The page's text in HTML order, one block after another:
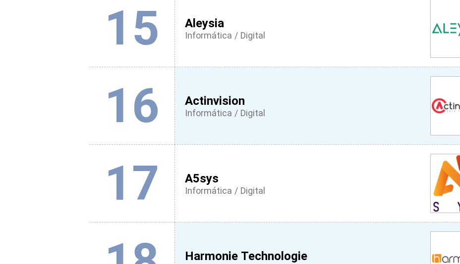
15 Aleysia
Informática / Digital
16 Actinvision
Informática / Digital
17 A5sys
Informática / Digital
Harmonie Technologie